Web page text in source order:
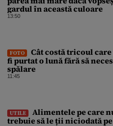
gardul în această culoare
13:50
FOTO
Cât costă tricoul care
fi purtat o lună fără să
spălare
11:45
UTILE
Alimentele pe care
trebuie să le ții niciodată pe